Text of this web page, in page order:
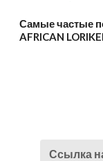
Самые частые
AFRICAN
Ссылка